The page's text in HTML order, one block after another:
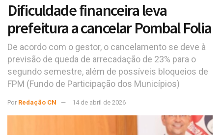
Dificuldade financeira leva
prefeitura a cancelar Pombal Folia
De acordo com o gestor, o cancelamento se deve à
previsão de queda de arrecadação de 23% para o
segundo semestre, além de possíveis bloqueios de
FPM (Fundo de Participação dos Municípios)
Por Redação CN 14 de abril de 2026